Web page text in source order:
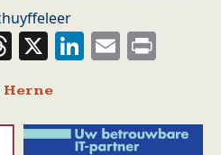
Threads
X LinkedIn
Email
Herne